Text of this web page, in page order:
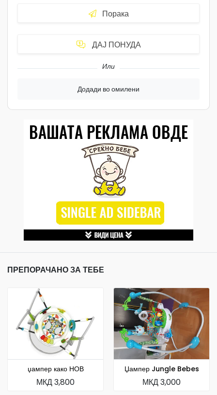
Порака
ДАЈ ПОНУДА
Или
Додади во омилени
ПРЕПОРАЧАНО ЗА ТЕБЕ
џампер како НОВ
МКД 3,800
Џампер Jungle Bebes
МКД 3,000